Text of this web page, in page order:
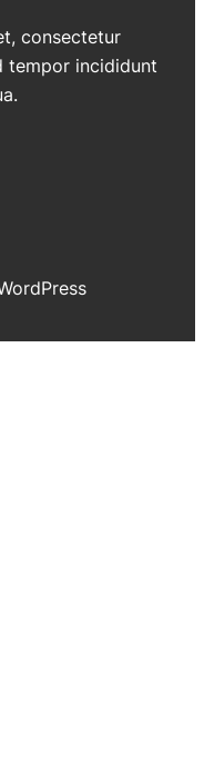
consectetur
tempor incididunt